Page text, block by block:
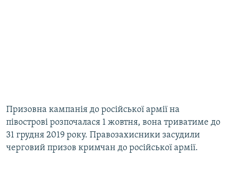
Призовна кампанія до російської армії на
півострові розпочалася 1 жовтня, вона триватиме до
31 грудня 2019 року. Правозахисники засудили
черговий призов кримчан до російської армії.